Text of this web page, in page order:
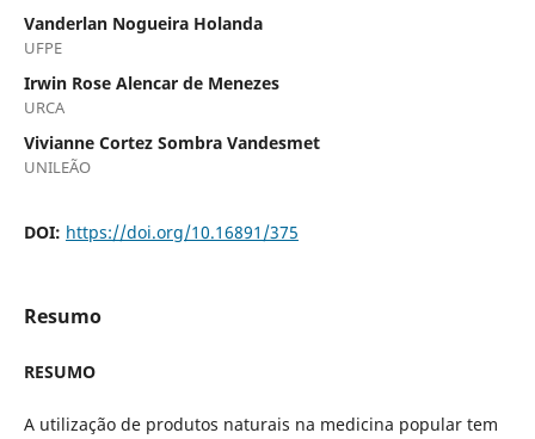
Vanderlan Nogueira Holanda
UFPE
Irwin Rose Alencar de Menezes
URCA
Vivianne Cortez Sombra Vandesmet
UNILEÃO
DOI: https://doi.org/10.16891/375
Resumo
RESUMO
A utilização de produtos naturais na medicina popular tem